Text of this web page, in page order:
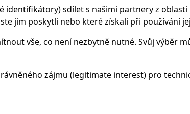
identifikátory) sdílet s našimi partnery z
jim poskytli nebo které získali při používání
vše, co není nezbytně nutné. Svůj výběr
zájmu (legitimate interest) pro